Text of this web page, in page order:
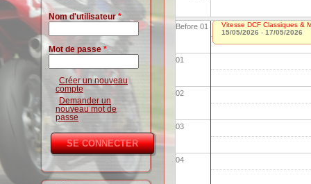
Nom d'utilisateur*
Mot de passe *
Créer un nouveau
compte
Demander un
nouveau mot de
passe
Before 01
01
02
03
04
Vitesse DCF Classiques &
15/05/2026 - 17/05/2026